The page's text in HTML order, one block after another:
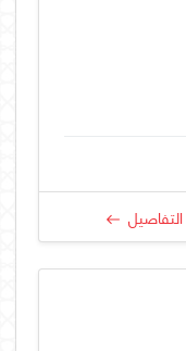
التفاصيل